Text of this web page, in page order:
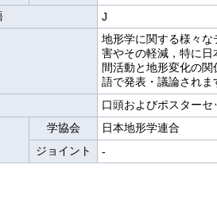
J
地形学に関する様々
害やその軽減，特に
間活動と地形変化の
語で発表・議論されま
口頭およびポスターセ
学協会
日本地形学連合
ジョイント
-